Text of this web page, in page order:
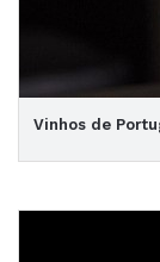
Vinhos de